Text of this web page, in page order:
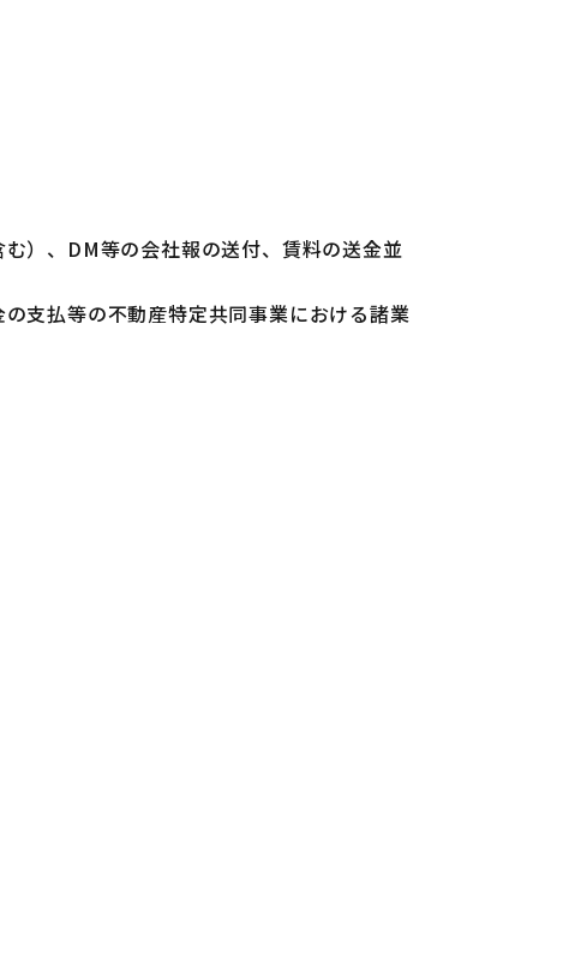
）、DM等の会社報の送付、賃料の送金並
支払等の不動産特定共同事業における諸業